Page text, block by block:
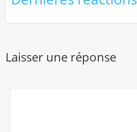
Laisser une réponse